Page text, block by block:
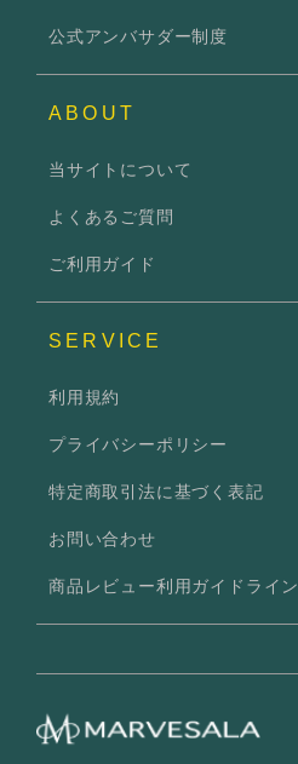
公式アンバサダー制度
ABOUT
当サイトについて
よくあるご質問
ご利用ガイド
SERVICE
利用規約
プライバシーポリシー
特定商取引法に基づく表記
お問い合わせ
商品レビュー利用ガイドライン